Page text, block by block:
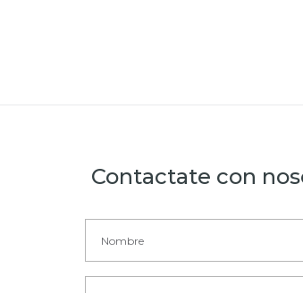
Contactate con